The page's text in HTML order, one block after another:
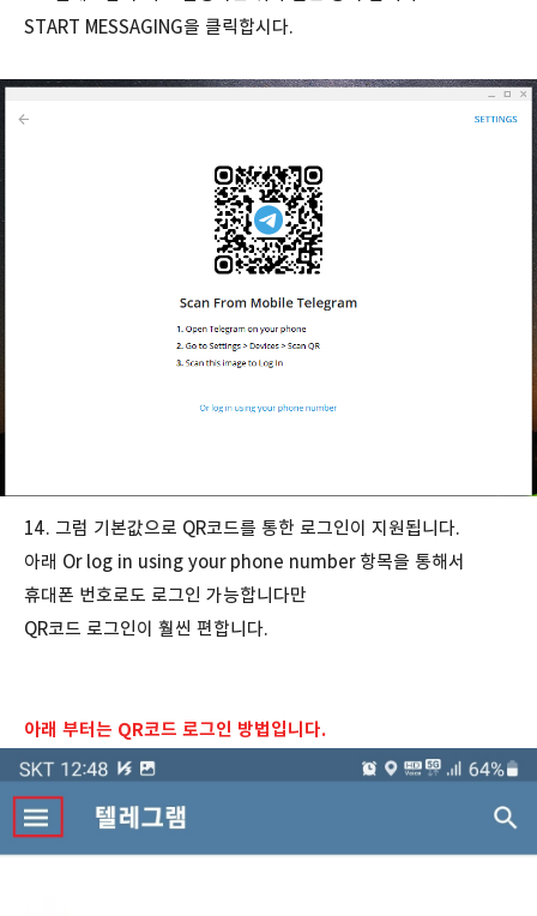
START MESSAGING을 클릭합시다.
14. 그럼 기본값으로 QR코드를 통한 로그인이 지원됩니다.
아래 Or log in using your phone number 항목을 통해서
휴대폰 번호로도 로그인 가능합니다만
QR코드 로그인이 훨씬 편합니다.
아래 부터는 QR코드 로그인 방법입니다.